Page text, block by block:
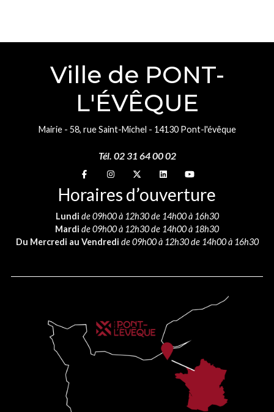
Ville de PONT-
L'ÉVÊQUE
Mairie - 58, rue Saint-Michel - 14130 Pont-l'évêque
Tél. 02 31 64 00 02
Suivez-nous sur
Suivez-nous sur
Suivez-nous sur
Suivez-nous sur
Suivez-nous sur
Horaires d’ouverture
Lundi de 09h00 à 12h30 de 14h00 à 16h30
Mardi de 09h00 à 12h30 de 14h00 à 18h30
Du Mercredi au Vendredi de 09h00 à 12h30 de 14h00 à 16h30